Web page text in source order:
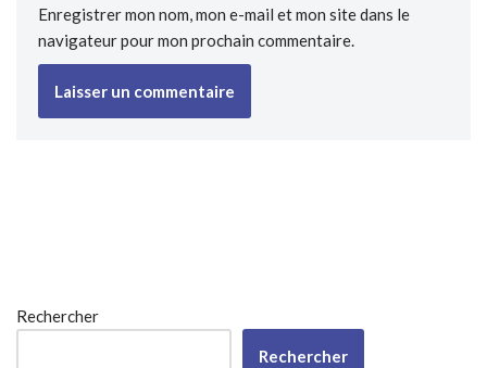
Enregistrer mon nom, mon e-mail et mon site dans le
navigateur pour mon prochain commentaire.
Rechercher
Rechercher